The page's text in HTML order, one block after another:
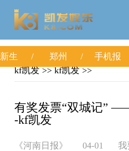
新生 郑州 手机报
kf凯发 >> kf凯发 >>
有奖发票“双城记”
-kf凯发
《河南日报》 04-01 我